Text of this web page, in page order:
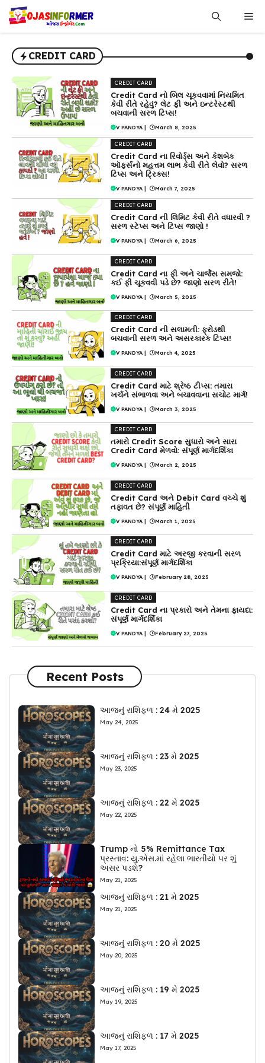
Skip
content
CREDIT CARD
CREDIT CARD
Credit Card નો બિલ ચૂકવવામાં નિયમિત
કેવી રીતે રહેવું? લેટ ફી અને ઇન્ટરેસ્ટથી
બચવાની સરળ ટિપ્સ!
V PANDYA | March 8, 2025
CREDIT CARD
Credit Card ના રિવોર્ડ્સ અને કેશબેક
ઑફર્સનો મહત્તમ લાભ કેવી રીતે લેવો? સરળ
ટિપ્સ અને ટ્રિક્સ!
V PANDYA | March 7, 2025
CREDIT CARD
Credit Card ની લિમિટ કેવી રીતે વધારવી ?
સરળ સ્ટેપ્સ અને ટિપ્સ જાણો !
V PANDYA | March 6, 2025
CREDIT CARD
Credit Card ના ફી અને ચાર્જેસ સમજો:
કઈ ફી ચૂકવવી પડે છે? જાણો સરળ રીતે!
V PANDYA | March 5, 2025
CREDIT CARD
Credit Card ની સલામતી: ફ્રોડથી
બચવાની સરળ અને અસરકારક ટિપ્સ!
V PANDYA | March 4, 2025
CREDIT CARD
Credit Card માટે શ્રેષ્ઠ ટીપ્સ: તમારા
ખર્ચને સંભાળવા અને બચાવવાના સચોટ માર્ગ!
V PANDYA | March 3, 2025
CREDIT CARD
તમારો Credit Score સુધારો અને સારા
Credit Card મેળવો: સંપૂર્ણ માર્ગદર્શિકા
V PANDYA | March 2, 2025
CREDIT CARD
Credit Card અને Debit Card વચ્ચે શું
તફાવત છે? સંપૂર્ણ માહિતી
V PANDYA | March 1, 2025
CREDIT CARD
Credit Card માટે અરજી કરવાની સરળ
પ્રક્રિયા:સંપૂર્ણ માર્ગદર્શિકા
V PANDYA | February 28, 2025
CREDIT CARD
Credit Card ના પ્રકારો અને તેમના ફાયદા:
સંપૂર્ણ માર્ગદર્શિકા
V PANDYA | February 27, 2025
Recent Posts
આજનું રાશિફળ : 24 મે 2025
May 24, 2025
આજનું રાશિફળ : 23 મે 2025
May 23, 2025
આજનું રાશિફળ : 22 મે 2025
May 22, 2025
Trump નો 5% Remittance Tax
પ્રસ્તાવ: યુ.એસ.માં રહેલા ભારતીયો પર શું
અસર પડશે?
May 21, 2025
આજનું રાશિફળ : 21 મે 2025
May 21, 2025
આજનું રાશિફળ : 20 મે 2025
May 20, 2025
આજનું રાશિફળ : 19 મે 2025
May 19, 2025
આજનું રાશિફળ : 17 મે 2025
May 17, 2025